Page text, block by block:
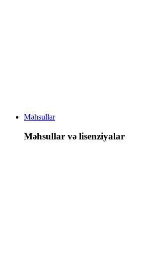
Məhsullar
Məhsullar və lisenziyalar